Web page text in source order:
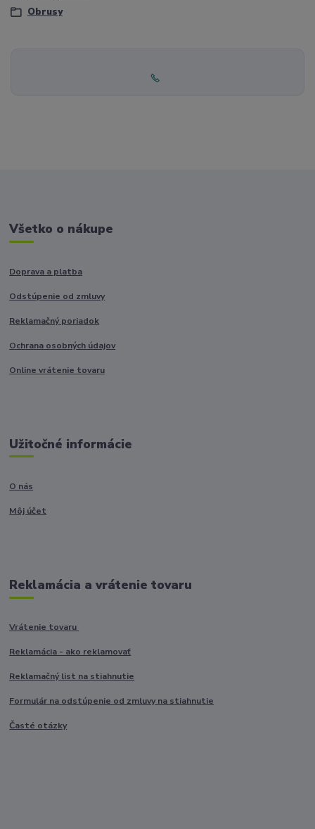
Obrusy
Všetko o nákupe
Doprava a platba
Odstúpenie od zmluvy
Reklamačný poriadok
Ochrana osobných údajov
Online vrátenie tovaru
Užitočné informácie
O nás
Môj účet
Reklamácia a vrátenie tovaru
Vrátenie tovaru
Reklamácia - ako reklamovať
Reklamačný list na stiahnutie
Formulár na odstúpenie od zmluvy na stiahnutie
Časté otázky